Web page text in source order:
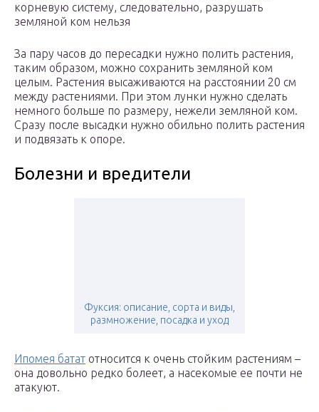
корневую систему, следовательно, разрушать
земляной ком нельзя
За пару часов до пересадки нужно полить растения,
таким образом, можно сохранить земляной ком
целым. Растения высаживаются на расстоянии 20 см
между растениями. При этом лунки нужно сделать
немного больше по размеру, нежели земляной ком.
Сразу после высадки нужно обильно полить растения
и подвязать к опоре.
Болезни и вредители
Фуксия: описание, сорта и виды,
размножение, посадка и уход
Ипомея батат относится к очень стойким растениям –
она довольно редко болеет, а насекомые ее почти не
атакуют.